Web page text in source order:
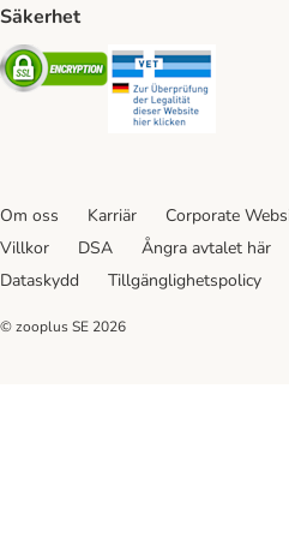
Säkerhet
Security
Om oss Karriär Corporate
Villkor
DSA Ångra avtalet här
Dataskydd
Tillgänglighetspolicy
© zooplus SE 2026